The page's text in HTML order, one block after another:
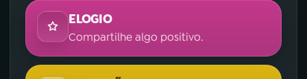
ELOGIO
Compartilhe algo positivo.